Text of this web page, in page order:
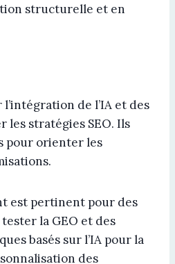
structurelle et en
l’intégration de l’IA et des
les stratégies SEO. Ils
pour orienter les
est pertinent pour des
la GEO et des
basés sur l’IA pour la
des